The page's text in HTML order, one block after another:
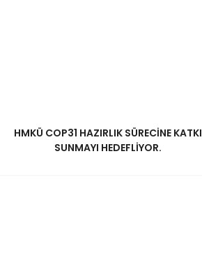
HMKÜ COP31 HAZIRLIK SÜRECİNE KATKI
SUNMAYI HEDEFLİYOR.